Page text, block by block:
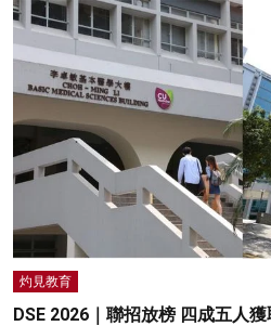
灼見教育
DSE 2026｜聯招放榜 四成五人